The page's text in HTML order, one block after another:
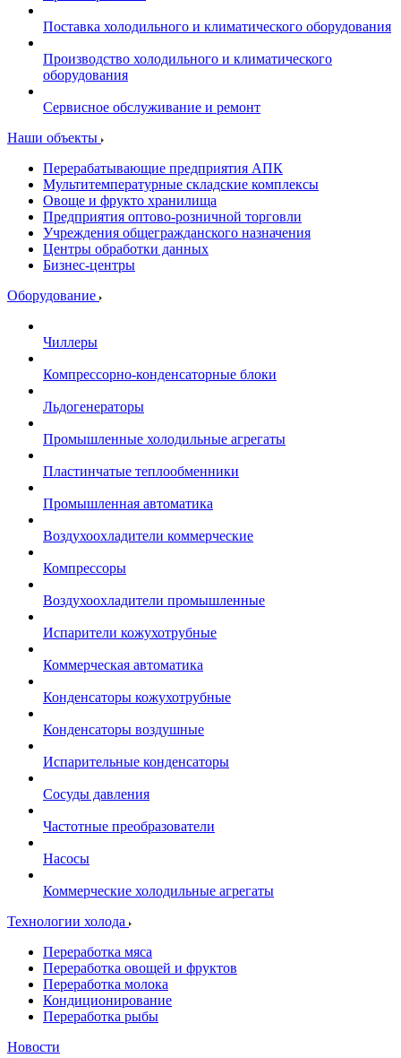
Поставка холодильного и климатического оборудования
Производство холодильного и климатического
оборудования
Сервисное обслуживание и ремонт
Наши объекты
Перерабатывающие предприятия АПК
Мультитемпературные складские комплексы
Овоще и фрукто хранилища
Предприятия оптово-розничной торговли
Учреждения общегражданского назначения
Центры обработки данных
Бизнес-центры
Оборудование
Чиллеры
Компрессорно-конденсаторные блоки
Льдогенераторы
Промышленные холодильные агрегаты
Пластинчатые теплообменники
Промышленная автоматика
Воздухоохладители коммерческие
Компрессоры
Воздухоохладители промышленные
Испарители кожухотрубные
Коммерческая автоматика
Конденсаторы кожухотрубные
Конденсаторы воздушные
Испарительные конденсаторы
Сосуды давления
Частотные преобразователи
Насосы
Коммерческие холодильные агрегаты
Технологии холода
Переработка мяса
Переработка овощей и фруктов
Переработка молока
Кондиционирование
Переработка рыбы
Новости